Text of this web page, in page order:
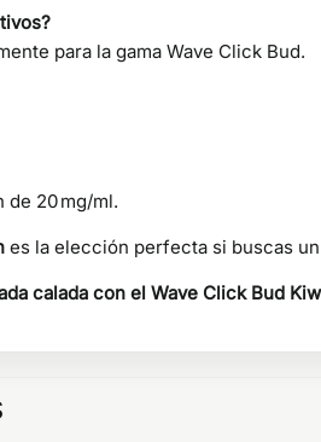
para la gama Wave Click Bud.
20 mg/ml.
es la elección perfecta si buscas
calada con el Wave Click Bud